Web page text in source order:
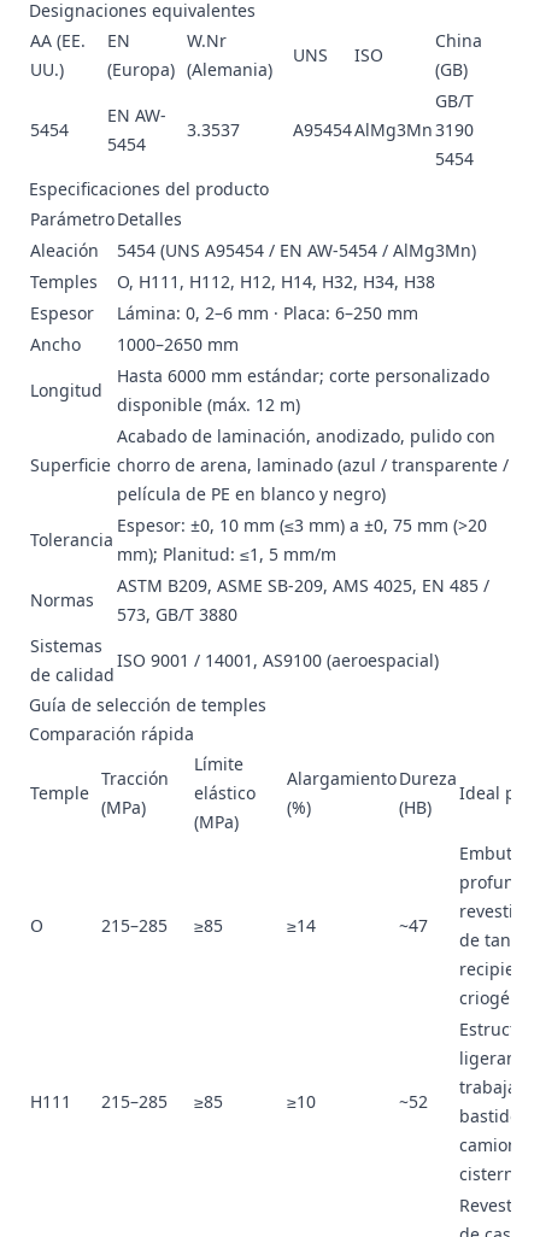
Designaciones equivalentes
AA (EE.
UU.)
EN
(Europa)
W.Nr
(Alemania)
UNS ISO
China
(GB)
5454
EN AW-
5454
3.3537 A95454AlMg3Mn
GB/T
3190
5454
Especificaciones del producto
ParámetroDetalles
Aleación
5454 (UNS A95454 / EN AW-5454 / AlMg3Mn)
Temples
O, H111, H112, H12, H14, H32, H34, H38
Espesor
Lámina: 0, 2–6 mm · Placa: 6–250 mm
Ancho
1000–2650 mm
Longitud
Hasta 6000 mm estándar; corte personalizado
disponible (máx. 12 m)
Superficie
Acabado de laminación, anodizado, pulido con
chorro de arena, laminado (azul / transparente /
película de PE en blanco y negro)
Tolerancia
Espesor: ±0, 10 mm (≤3 mm) a ±0, 75 mm (>20
mm); Planitud: ≤1, 5 mm/m
Normas
ASTM B209, ASME SB-209, AMS 4025, EN 485 /
573, GB/T 3880
Sistemas
de calidad
ISO 9001 / 14001, AS9100 (aeroespacial)
Guía de selección de temples
Comparación rápida
Temple
Tracción
(MPa)
Límite
elástico
(MPa)
Alargamiento
(%)
Dureza
(HB)
Ideal
O 215–285 ≥85 ≥14 ~47
profunda,
de
H111 215–285 ≥85 ≥10 ~52
camiones
cisterna